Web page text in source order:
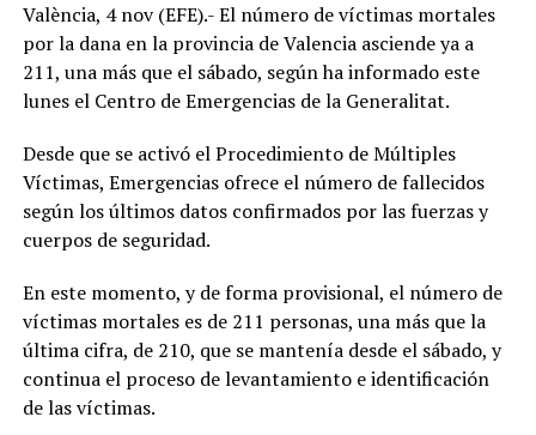
València, 4 nov (EFE).- El número de víctimas mortales
por la dana en la provincia de Valencia asciende ya a
211, una más que el sábado, según ha informado este
lunes el Centro de Emergencias de la Generalitat.
Desde que se activó el Procedimiento de Múltiples
Víctimas, Emergencias ofrece el número de fallecidos
según los últimos datos confirmados por las fuerzas y
cuerpos de seguridad.
En este momento, y de forma provisional, el número de
víctimas mortales es de 211 personas, una más que la
última cifra, de 210, que se mantenía desde el sábado, y
continua el proceso de levantamiento e identificación
de las víctimas.